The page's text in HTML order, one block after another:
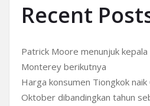
Recent
Patrick Moore menunjuk
Monterey berikutnya
Harga konsumen Tiongkok
Oktober dibandingkan tahun